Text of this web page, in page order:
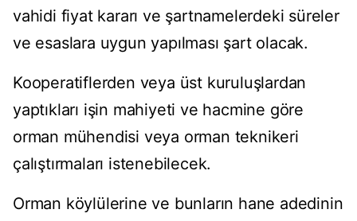
vahidi fiyat kararı ve şartnamelerdeki süreler
ve esaslara uygun yapılması şart olacak.
Kooperatiflerden veya üst kuruluşlardan
yaptıkları işin mahiyeti ve hacmine göre
orman mühendisi veya orman teknikeri
çalıştırmaları istenebilecek.
Orman köylülerine ve bunların hane adedinin